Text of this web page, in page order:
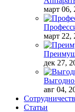
март 06,
март 22,
дек 27,
Выгодно
авг 04,
Статьи